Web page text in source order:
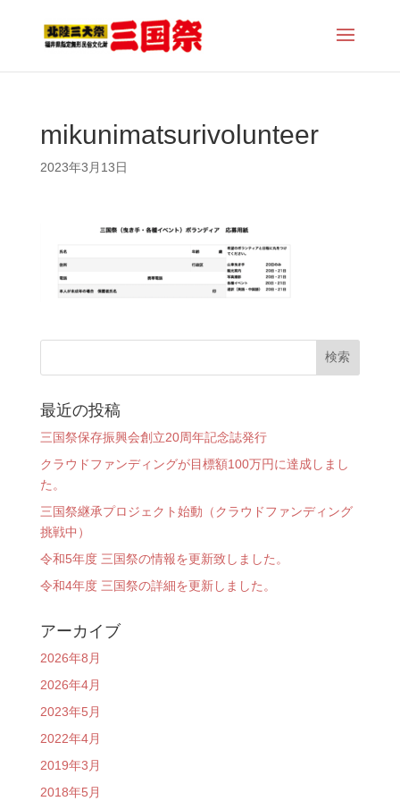
mikunimatsurivolunteer
2023年3月13日
最近の投稿
三国祭保存振興会創立20周年記念誌発行
クラウドファンディングが目標額100万円に達成しまし
た。
三国祭継承プロジェクト始動（クラウドファンディング
挑戦中）
令和5年度 三国祭の情報を更新致しました。
令和4年度 三国祭の詳細を更新しました。
アーカイブ
2026年8月
2026年4月
2023年5月
2022年4月
2019年3月
2018年5月